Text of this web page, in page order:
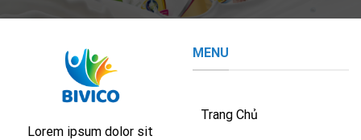
Lorem ipsum dolor sit
MENU
Trang Chủ